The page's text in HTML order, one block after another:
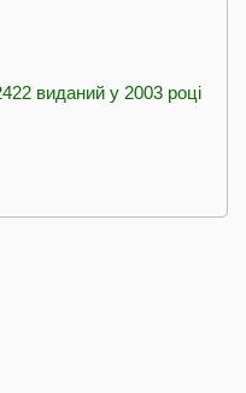
виданий у 2003 році